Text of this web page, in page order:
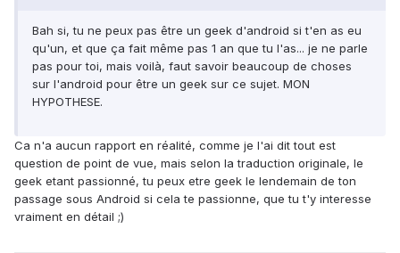
Bah si, tu ne peux pas être un geek d'android si t'en as eu
qu'un, et que ça fait même pas 1 an que tu l'as... je ne parle
pas pour toi, mais voilà, faut savoir beaucoup de choses
sur l'android pour être un geek sur ce sujet. MON
HYPOTHESE.
Ca n'a aucun rapport en réalité, comme je l'ai dit tout est
question de point de vue, mais selon la traduction originale, le
geek etant passionné, tu peux etre geek le lendemain de ton
passage sous Android si cela te passionne, que tu t'y interesse
vraiment en détail ;)